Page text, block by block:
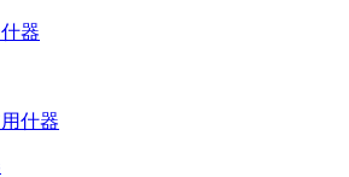
器
什器